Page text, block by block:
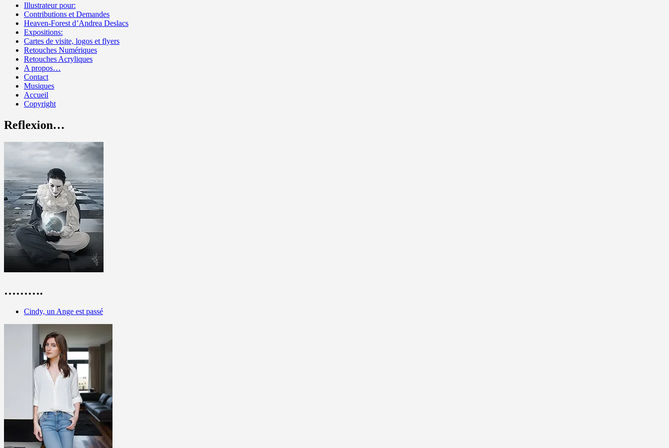
Illustrateur pour:
Contributions et Demandes
Heaven-Forest d’Andrea Deslacs
Expositions:
Cartes de visite, logos et flyers
Retouches Numériques
Retouches Acryliques
A propos…
Contact
Musiques
Accueil
Copyright
Reflexion…
……….
Cindy, un Ange est passé